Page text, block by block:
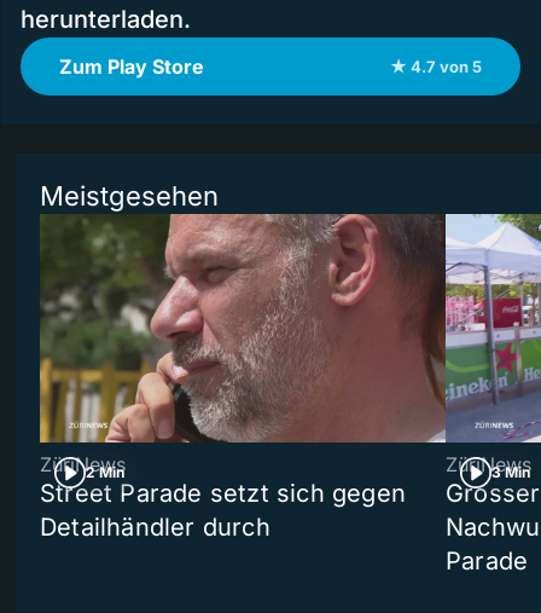
herunterladen.
Zum Play Store ★ 4.7 von 5
Meistgesehen
2 Min
ZüriNews
Street Parade setzt sich gegen
Detailhändler durch
3 Min
ZüriNews
Parade